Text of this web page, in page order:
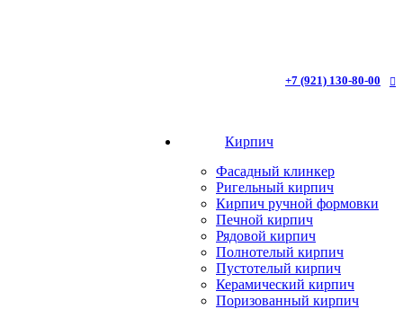
+7 (921) 130-80-00
Кирпич
Фасадный клинкер
Ригельный кирпич
Кирпич ручной формовки
Печной кирпич
Рядовой кирпич
Полнотелый кирпич
Пустотелый кирпич
Керамический кирпич
Поризованный кирпич